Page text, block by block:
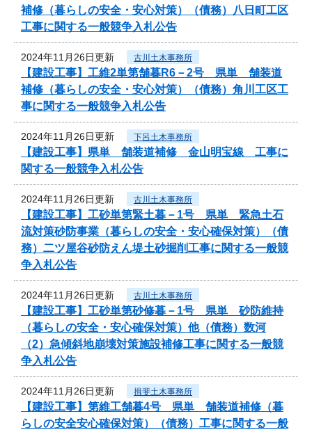
補修（暮らしの安全・安心対策）（債務）八日町工区
工事に関する一般競争入札公告
2024年11月26日更新 古川土木事務所
【建設工事】工維2単第舗暮R6－2号 県単 舗装道
補修（暮らしの安全・安心対策）（債務）角川工区工
事に関する一般競争入札公告
2024年11月26日更新 下呂土木事務所
【建設工事】県単 舗装道補修 金山明宝線 工事に
関する一般競争入札公告
2024年11月26日更新 古川土木事務所
【建設工事】工砂単第緊土暮－1号 県単 緊急土石
流対策砂防事業（暮らしの安全・安心確保対策）（債
務）二ツ屋谷砂防えん堤土砂掘削工事に関する一般競
争入札公告
2024年11月26日更新 古川土木事務所
【建設工事】工砂単第砂修暮－1号 県単 砂防維持
（暮らしの安全・安心確保対策）他（債務）数河
（2）急傾斜地崩壊対策施設補修工事に関する一般競
争入札公告
2024年11月26日更新 揖斐土木事務所
【建設工事】第維工舗暮4号 県単 舗装道補修（暮
らしの安全安心確保対策）（債務）工事に関する一般